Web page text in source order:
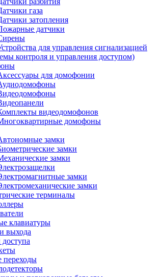
газа
затопления
датчики
для управления сигнализацией
контроля и управления доступом)
для домофонии
видеодомофонов
домофоны
замки
замки
замки
замки
замки
терминалы
клавиатуры
выхода
переходы